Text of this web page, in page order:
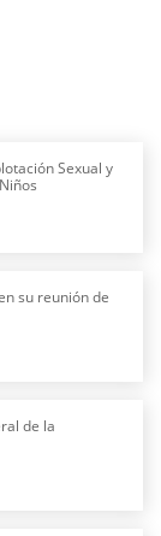
Sexual y
su reunión de
de la